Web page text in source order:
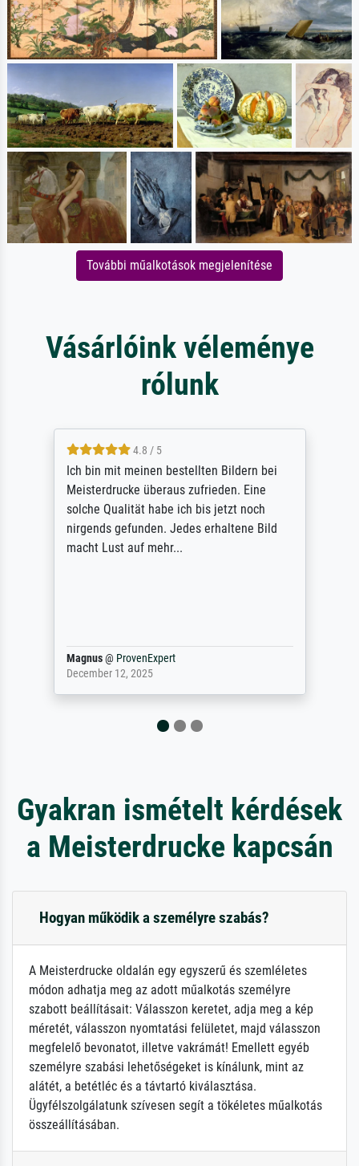
További műalkotások megjelenítése
Vásárlóink véleménye
rólunk
5 / 5
Rundum positive Erfahrung. Die Ausführung
des Auftrags hat eine Weile gedauert, die
angekündigte Lieferzeit wurde aber
letztlich sogar etwas unterschritten. Die
Qualität des Papiers und des Drucks
Dr.@ProvenExpert
February 3, 2026
Gyakran ismételt kérdések
a Meisterdrucke kapcsán
Hogyan működik a személyre szabás?
A Meisterdrucke oldalán egy egyszerű és szemléletes
módon adhatja meg az adott műalkotás személyre
szabott beállításait: Válasszon keretet, adja meg a kép
méretét, válasszon nyomtatási felületet, majd válasszon
megfelelő bevonatot, illetve vakrámát! Emellett egyéb
személyre szabási lehetőségeket is kínálunk, mint az
alátét, a betétléc és a távtartó kiválasztása.
Ügyfélszolgálatunk szívesen segít a tökéletes műalkotás
összeállításában.